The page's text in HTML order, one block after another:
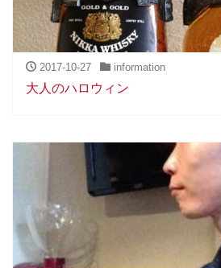
2017-10-27 information
大人のハロウィン